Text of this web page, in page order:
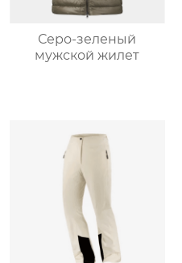
Серо-зеленый
мужской жилет